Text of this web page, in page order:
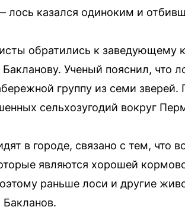
лось казался одиноким и
обратились к заведующему
Ученый пояснил, что
группу из семи
сельхозугодий вокруг
в городе, связано с тем, что
являются хорошей
раньше лоси и другие